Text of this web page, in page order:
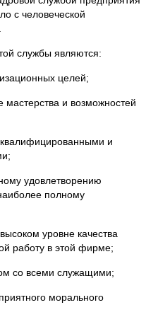
с человеческой
службы являются:
целей;
и возможностей
и
удовлетворению
полному
уровне качества
работу в этой фирме;
со всеми служащими;
морального